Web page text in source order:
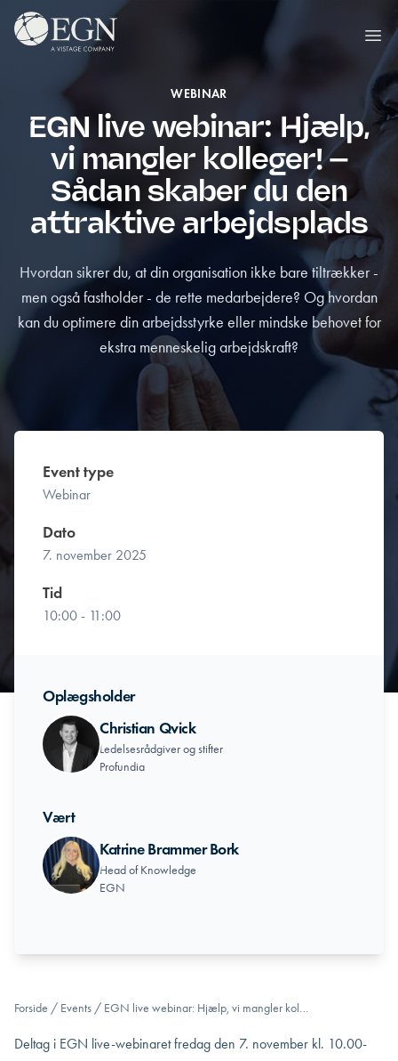
Spring til indhold
Executives' Global Network
WEBINAR
EGN live webinar: Hjælp,
vi mangler kolleger! –
Sådan skaber du den
attraktive arbejdsplads
Hvordan sikrer du, at din organisation ikke bare tiltrækker -
men også fastholder - de rette medarbejdere? Og hvordan
kan du optimere din arbejdsstyrke eller mindske behovet for
ekstra menneskelig arbejdskraft?
Event type
Webinar
Dato
7. november 2025
Tid
10:00 - 11:00
Oplægsholder
Christian Qvick
Ledelsesrådgiver og stifter
Profundia
Vært
Katrine Brammer Bork
Head of Knowledge
EGN
Forside / Events / EGN live webinar: Hjælp, vi mangler kol…
Deltag i EGN live-webinaret fredag den 7. november kl. 10.00-